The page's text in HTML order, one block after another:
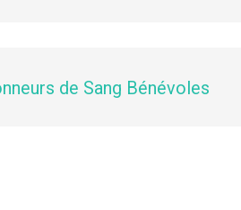
de Sang Bénévoles